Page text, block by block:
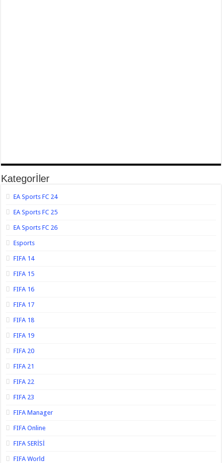
Kategorİler
EA Sports FC 24
EA Sports FC 25
EA Sports FC 26
Esports
FIFA 14
FIFA 15
FIFA 16
FIFA 17
FIFA 18
FIFA 19
FIFA 20
FIFA 21
FIFA 22
FIFA 23
FIFA Manager
FIFA Online
FIFA SERİSİ
FIFA World